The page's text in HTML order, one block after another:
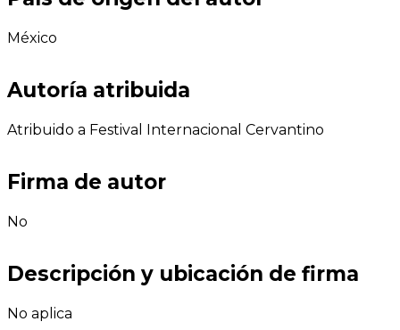
México
Autoría atribuida
Atribuido a Festival Internacional Cervantino
Firma de autor
No
Descripción y ubicación de firma
No aplica